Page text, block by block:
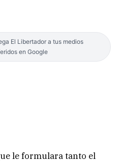
El Libertador a tus medios
en Google
le formulara tanto el